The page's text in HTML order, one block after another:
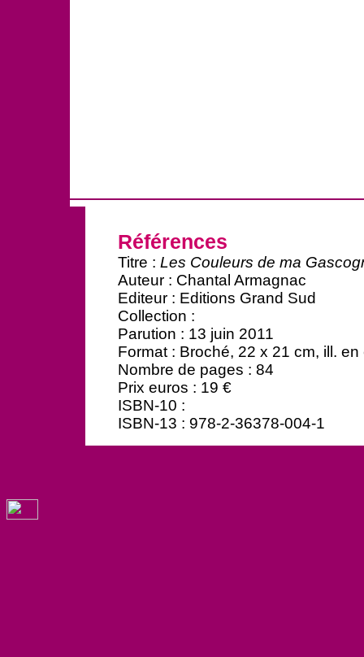
Références
Titre : Les Couleurs de ma
Auteur : Chantal Armagnac
Editeur : Editions Grand Sud
Collection :
Parution : 13 juin 2011
Format : Broché, 22 x 21 cm, ill. en
Nombre de pages : 84
Prix euros : 19 €
ISBN-10 :
ISBN-13 : 978-2-36378-004-1